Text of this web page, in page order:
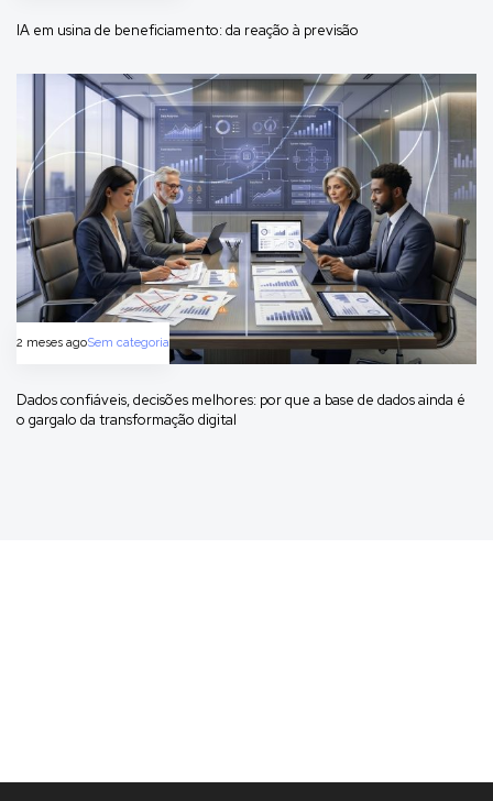
IA em usina de beneficiamento: da reação à previsão
2 meses agoSem categoria
Dados confiáveis, decisões melhores: por que a base de dados ainda é
o gargalo da transformação digital